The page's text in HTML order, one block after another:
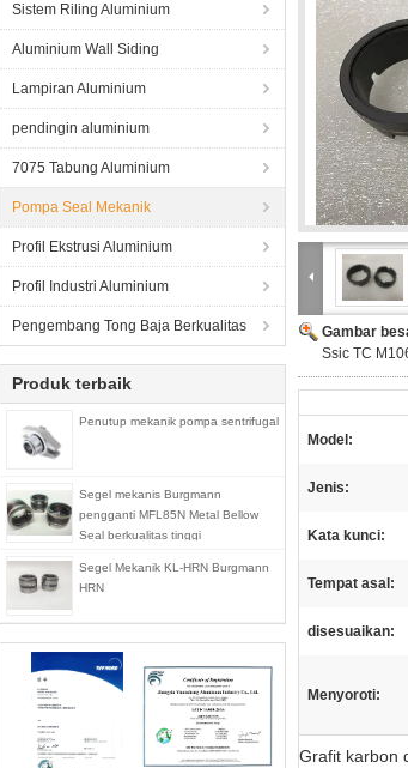
Sistem Riling Aluminium
Aluminium Wall Siding
Lampiran Aluminium
pendingin aluminium
7075 Tabung Aluminium
Pompa Seal Mekanik
Profil Ekstrusi Aluminium
Profil Industri Aluminium
Pengembang Tong Baja Berkualitas
Produk terbaik
Penutup mekanik pompa sentrifugal
Segel mekanis Burgmann
pengganti MFL85N Metal Bellow
Seal berkualitas tinggi
Segel Mekanik KL-HRN Burgmann
HRN
Gambar
Ssic TC
Model:
Jenis:
Kata kunci:
Tempat asal:
disesuaikan:
Menyoroti:
Grafit karbon